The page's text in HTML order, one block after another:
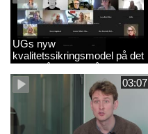
UGs nyw
kvalitetssikringsmodel på det
videregående område
03:07